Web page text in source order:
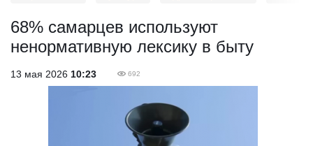
68% самарцев используют
ненормативную лексику в быту
13 мая 2026 10:23 692